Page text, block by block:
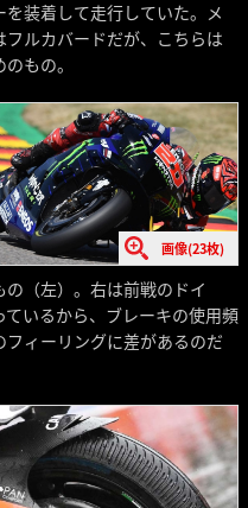
装着して走行していた。メ
ルカバードだが、こちらは
もの。
画像(23枚)
（左）。右は前戦のドイ
いるから、ブレーキの使用頻
ィーリングに差があるのだ